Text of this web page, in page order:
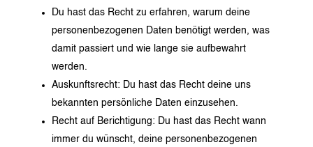
Du hast das Recht zu erfahren, warum deine
personenbezogenen Daten benötigt werden, was
damit passiert und wie lange sie aufbewahrt
werden.
Auskunftsrecht: Du hast das Recht deine uns
bekannten persönliche Daten einzusehen.
Recht auf Berichtigung: Du hast das Recht wann
immer du wünscht, deine personenbezogenen